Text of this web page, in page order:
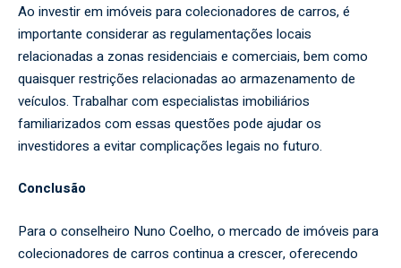
Ao investir em imóveis para colecionadores de carros, é
importante considerar as regulamentações locais
relacionadas a zonas residenciais e comerciais, bem como
quaisquer restrições relacionadas ao armazenamento de
veículos. Trabalhar com especialistas imobiliários
familiarizados com essas questões pode ajudar os
investidores a evitar complicações legais no futuro.
Conclusão
Para o conselheiro Nuno Coelho, o mercado de imóveis para
colecionadores de carros continua a crescer, oferecendo